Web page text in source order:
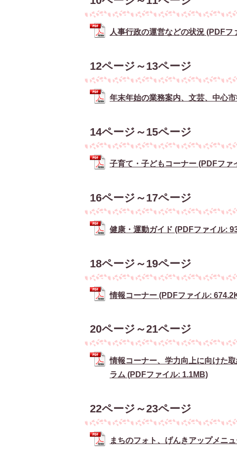
人事行政の運営などの状況 (PDF
12ページ～13ページ
年末年始の業務案内、文芸、中心
14ページ～15ページ
子育て・子どもコーナー (PDFファ
16ページ～17ページ
健康・運動ガイド (PDFファイル:
18ページ～19ページ
情報コーナー (PDFファイル:
20ページ～21ページ
情報コーナー、学力向上に向けた
ラム (PDFファイル: 1.1MB)
22ページ～23ページ
まちのフォト、げんきアップメニ